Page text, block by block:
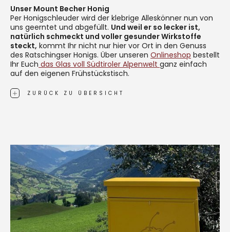
Unser Mount Becher Honig
Per Honigschleuder wird der klebrige Alleskönner nun von
uns geerntet und abgefüllt. Und weil er so lecker ist,
natürlich schmeckt und voller gesunder Wirkstoffe
steckt, kommt Ihr nicht nur hier vor Ort in den Genuss
des Ratschingser Honigs. Über unseren Onlineshop bestellt
Ihr Euch das Glas voll Südtiroler Alpenwelt ganz einfach
auf den eigenen Frühstückstisch.
ZURÜCK ZU ÜBERSICHT